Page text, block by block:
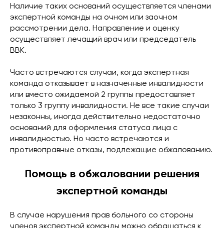
Наличие таких оснований осуществляется членами
экспертной команды на очном или заочном
рассмотрении дела. Направление и оценку
осуществляет лечащий врач или председатель
ВВК.
Часто встречаются случаи, когда экспертная
команда отказывает в назначенные инвалидности
или вместо ожидаемой 2 группы предоставляет
только 3 группу инвалидности. Не все такие случаи
незаконны, иногда действительно недостаточно
оснований для оформления статуса лица с
инвалидностью. Но часто встречаются и
противоправные отказы, подлежащие обжалованию.
Помощь в обжаловании решения
экспертной команды
В случае нарушения прав больного со стороны
членов экспертной команды можно обращаться к